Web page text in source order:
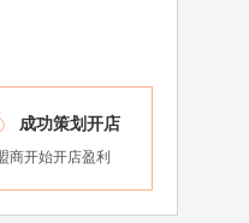
成功策划开店
商开始开店盈利